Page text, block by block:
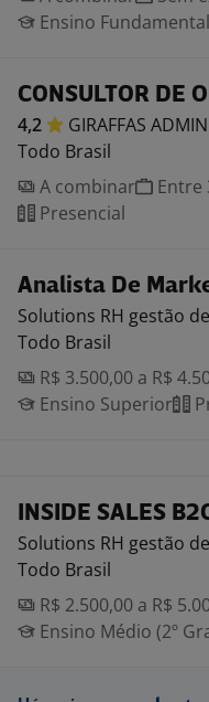
Ensino
CONSULTOR DE
4,2 GIRAFFAS
Todo Brasil
A combinar
Entre
Presencial
Analista De
Solutions RH gestão
Todo Brasil
R$ 3.500,00 a R$
Ensino Superior
INSIDE SALES
Solutions RH gestão
Todo Brasil
R$ 2.500,00 a R$
Ensino Médio (2º